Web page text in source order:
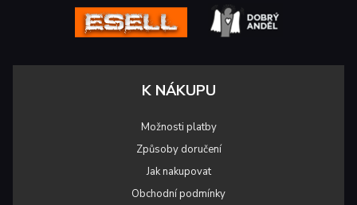
K NÁKUPU
Možnosti platby
Způsoby doručení
Jak nakupovat
Obchodní podmínky